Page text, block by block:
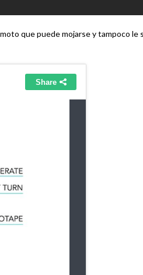
que puede mojarse y tampoco le